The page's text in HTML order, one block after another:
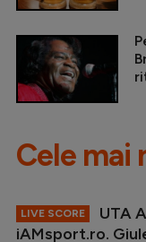
Cele mai
LIVE SCORE
UTA
iAMsport.ro.